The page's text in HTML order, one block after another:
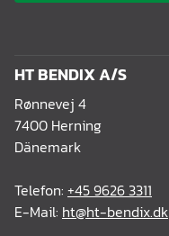
HT BENDIX A/S
Rønnevej 4
7400 Herning
Dänemark
Telefon: +45 9626 3311
E-Mail: ht@ht-bendix.dk